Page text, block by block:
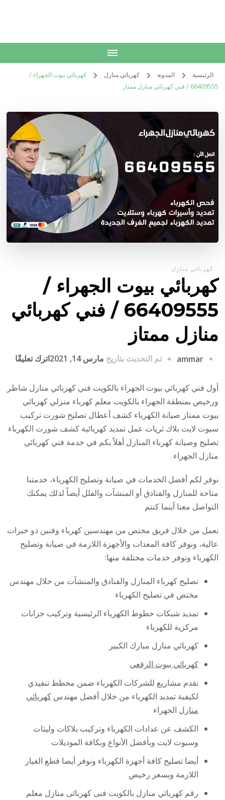
الرئيسية المدونة كهربائي منازل
كهربائي بيوت الجهراء /
66409555 / فني كهربائي منازل ممتاز
كهربائي منازل
كهربائي بيوت الجهراء /
66409555 / فني كهربائي
منازل ممتاز
ammar تم التحديث بتاريخ مارس 14, 2021 اترك تعليقًا
أول فني كهربائي بيوت الجهراء بالكويت فني كهربائي منازل شاطر
ورخيص بمنطقة الجهراء بالكويت معلم كهرباء منزلي كهربائي
بيوت ممتاز صيانة الكهرباء كشف أعطال تصليح شورت تركيب
سبوت لايت بلاك ثريات عمل تمديد كهربائية كشف شورت الكهرباء
تصليح وصيانة كهرباء المنازل أهلاً بكم في خدمة فني كهربائي
منازل الجهراء
نوفر لكم أفضل الخدمات في صيانة وتصليح الكهرباء، خدمتنا
متاحة للمنازل والفنادق أو المنشآت والفلل أيضاً لذلك يمكنك
التواصل معنا أينما كنتم
نعمل من خلال فريق مختص من مهندسين كهرباء وفنين ذو خبرات
عالية، ونوفر كافة المعدات والأجهزة اللازمة في صيانة وتصليح
الكهرباء ونوفر خدمات مختلفة منها:
تصليح كهرباء المنازل والفنادق والمنشآت من خلال مهندس
مختص في تصليح الكهرباء
تمديد شبكات خطوط الكهرباء الرئيسية وتركيب خزانات
مركزية للكهرباء
كهربائي منازل مبارك الكبير
كهربائي بيوت الرقعي
نقدم مشاريع للشركات الكهرباء ضمن مخطط تنفيذي
لكيفية تمديد الكهرباء من خلال أفضل مهندسكهربائي
منازل الجهراء
الكشف عن عدادات الكهرباء وتركيب بلاكات وليتات
وسبوت لايت وبأفضل الأنواع وبكافة الموديلات
أيضا تصليح كافة أجهزة الكهرباء ونوفر أيضا قطع الغيار
اللازمة وبسعر رخيص
رقم كهربائي منازل بالكويت فنى كهربائى منازل معلم